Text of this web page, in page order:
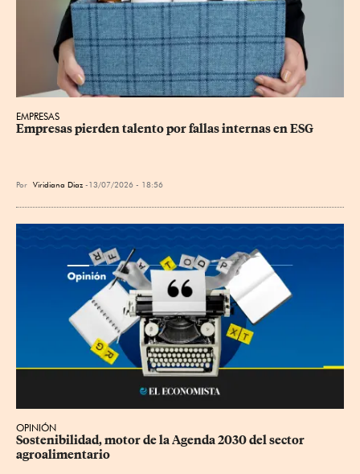
EMPRESAS
Empresas pierden talento por fallas internas en ESG
Por Viridiana Diaz 13/07/2026 - 18:56
OPINIÓN
Sostenibilidad, motor de la Agenda 2030 del sector
agroalimentario